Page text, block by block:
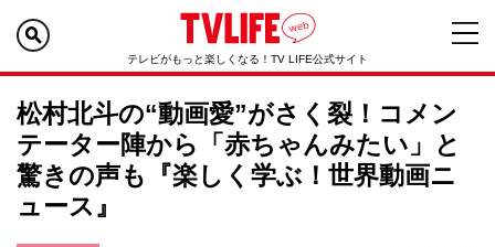
テレビがもっと楽しくなる！TV LIFE公式サイト
松村北斗の“動画愛”がさく裂！コメン
テーター陣から「赤ちゃんみたい」と
驚きの声も『楽しく学ぶ！世界動画ニ
ュース』